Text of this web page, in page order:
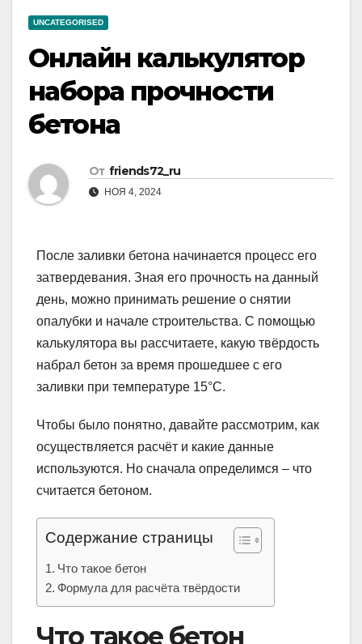
UNCATEGORISED
Онлайн калькулятор
набора прочности
бетона
От friends72_ru
НОЯ 4, 2024
После заливки бетона начинается процесс его
затвердевания. Зная его прочность на данный
день, можно принимать решение о снятии
опалубки и начале строительства. С помощью
калькулятора вы рассчитаете, какую твёрдость
набрал бетон за время прошедшее с его
заливки при температуре 15°С.
Чтобы было понятно, давайте рассмотрим, как
осуществляется расчёт и какие данные
используются. Но сначала определимся – что
считается бетоном.
Содержание страницы
Что такое бетон
Формула для расчёта твёрдости
Что такое бетон